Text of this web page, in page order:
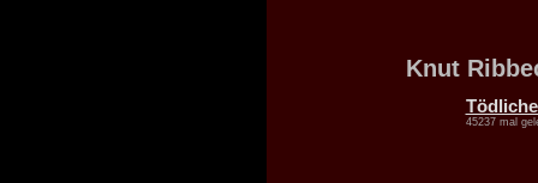
Knut
45237 mal